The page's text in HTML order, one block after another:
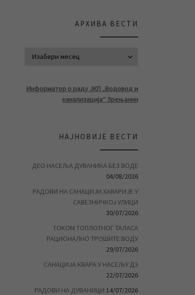
АРХИВА ВЕСТИ
Информатор о раду ЈКП „Водовод и
канализација“ Зрењанин
НАЈНОВИЈЕ ВЕСТИ
ДЕО НАСЕЉА ДУВАНИКА БЕЗ ВОДЕ
04/08/2026
РАДОВИ НА САНАЦИЈИ ХАВАРИЈЕ У
САВЕЗНИЧКОЈ УЛИЦИ
30/07/2026
ТОКОМ ТОПЛОТНОГ ТАЛАСА
РАЦИОНАЛНО ТРОШИТЕ ВОДУ
29/07/2026
САНАЦИЈА КВАРА У НАСЕЉУ Д3
22/07/2026
РАДОВИ НА ДУВАНИЦИ 14/07/2026